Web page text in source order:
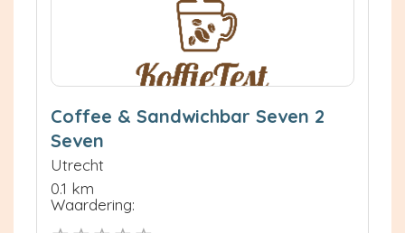
Coffee & Sandwichbar Seven 2
Seven
Utrecht
0.1 km
Waardering: